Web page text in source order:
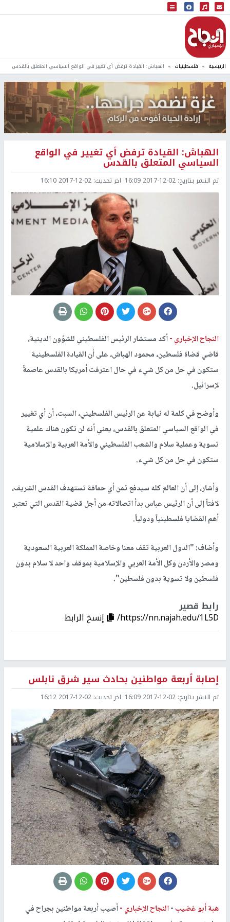
البث المباشر
إذاعة النجاح
الرئيسية فلسطينيات الهباش: القيادة ترفض أي تغيير في الواقع السياسي المتعلق بالقدس
الهباش: القيادة ترفض أي تغيير في الواقع
السياسي المتعلق بالقدس
تم النشر بتاريخ: 2017-12-02 16:09 اخر تحديث: 2017-12-02 16:10
النجاح الإخباري -أكد مستشار الرئيس الفلسطيني للشؤون الدينية،
قاضي قضاة فلسطين، محمود الهباش، على أن القيادة الفلسطينية
ستكون في حل من كل شيء في حال اعترفت أمريكا بالقدس عاصمةً
لإسرائيل.
وأوضح في كلمة له نيابة عن الرئيس الفلسطيني، السبت، أن أي تغيير
في الواقع السياسي المتعلق بالقدس، يعني أنه لن تكون هناك علمية
تسوية وعملية سلام والشعب الفلسطيني والأمة العربية والإسلامية
ستكون في حل من كل شيء.
وأشار، إلى أن العالم كله سيدفع ثمن أي حماقة تستهدف القدس الشريف،
لافتاً إلى أن الرئيس عباس بدأ اتصالاته من أجل قضية القدس التي تعتبر
أهم القضايا فلسطينياً ودولياً.
وأضاف: "الدول العربية تقف معنا وخاصة المملكة العربية السعودية
ومصر والأردن وكل الأمة العربي والإسلامية بموقف واحد لا سلام بدون
فلسطين ولا تسوية بدون فلسطين".
رابط قصير
https://nn.najah.edu/1L5D/ إنسخ الرابط
إصابة أربعة مواطنين بحادث سير شرق نابلس
تم النشر بتاريخ: 2017-12-02 16:09 اخر تحديث: 2017-12-02 16:12
هبة أبو غضيب-النجاح الإخباري -أصيب أربعة مواطنين بجراح في